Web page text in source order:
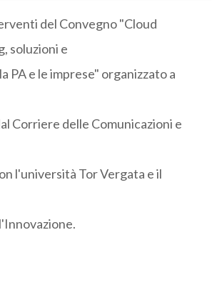
del Convegno "Cloud
soluzioni e
PA e le imprese" organizzato a
Corriere delle Comunicazioni e
l'università Tor Vergata e il